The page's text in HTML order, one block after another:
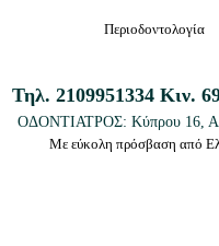
Περιοδοντολογία
Τηλ. 2109951334 Κιν.
ΟΔΟΝΤΙΑΤΡΟΣ: Κύπρου 16,
Με εύκολη πρόσβαση από